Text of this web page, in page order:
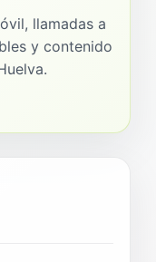
llamadas a
y contenido